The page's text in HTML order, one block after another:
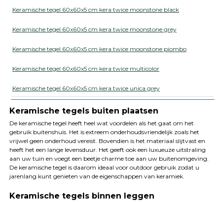
Keramische tegel 60x60x5 cm kera twice moonstone black
Keramische tegel 60x60x5 cm kera twice moonstone grey
Keramische tegel 60x60x5 cm kera twice moonstone piombo
Keramische tegel 60x60x5 cm kera twice multicolor
Keramische tegel 60x60x5 cm kera twice unica grey
Keramische tegels buiten plaatsen
De keramische tegel heeft heel wat voordelen als het gaat om het
gebruik buitenshuis. Het is extreem onderhoudsvriendelijk zoals het
vrijwel geen onderhoud vereist. Bovendien is het materiaal slijtvast en
heeft het een lange levensduur. Het geeft ook een luxueuze uitstraling
aan uw tuin en voegt een beetje charme toe aan uw buitenomgeving.
De keramische tegel is daarom ideaal voor outdoor gebruik zodat u
jarenlang kunt genieten van de eigenschappen van keramiek.
Keramische tegels binnen leggen